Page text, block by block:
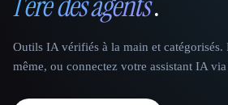
Outils IA vérifiés à la main et catégorisés.
même, ou connectez votre assistant IA via